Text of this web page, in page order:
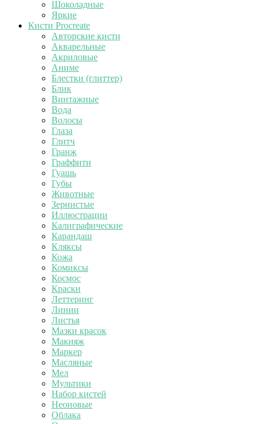
Шоколадные
Яркие
Кисти Procreate
Авторские кисти
Акварельные
Акриловые
Аниме
Блестки (глиттер)
Блик
Винтажные
Вода
Волосы
Глаза
Глитч
Гранж
Граффити
Гуашь
Губы
Животные
Зернистые
Иллюстрации
Калиграфические
Карандаш
Кляксы
Кожа
Комиксы
Космос
Краски
Леттеринг
Линии
Листья
Мазки красок
Макияж
Маркер
Масляные
Мел
Мультики
Набор кистей
Неоновые
Облака